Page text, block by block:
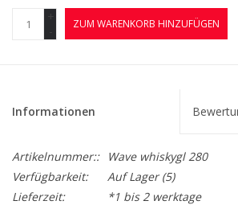
+
-
ZUM WARENKORB HINZUFÜGEN
Informationen
Artikelnummer::
Wave whiskygl 280
Verfügbarkeit:
Auf Lager(5)
Lieferzeit:
*1 bis 2 werktage